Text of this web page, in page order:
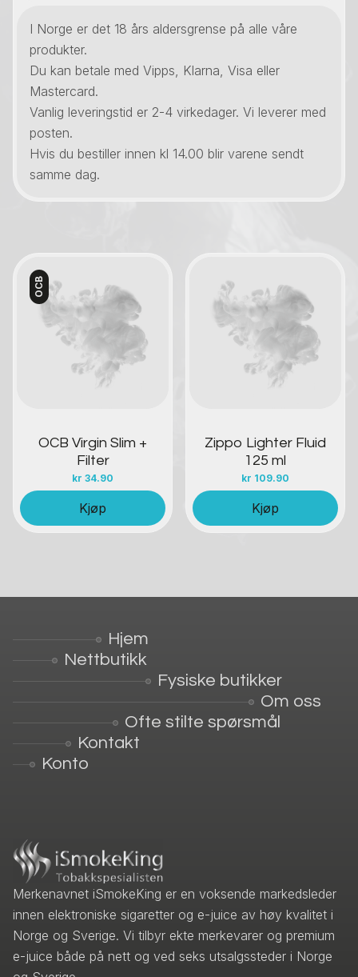
I Norge er det 18 års aldersgrense på alle våre
produkter.
Du kan betale med Vipps, Klarna, Visa eller
Mastercard.
Vanlig leveringstid er 2-4 virkedager. Vi leverer med
posten.
Hvis du bestiller innen kl 14.00 blir varene sendt
samme dag.
OCB
OCB Virgin Slim +
Filter
kr 34.90
Kontakt oss
Kjøp
Zippo Lighter Fluid
125 ml
kr 109.90
Kontakt oss
Kjøp
Hjem
Nettbutikk
Fysiske butikker
Om oss
Ofte stilte spørsmål
Kontakt
Konto
Merkenavnet iSmokeKing er en voksende markedsleder
innen elektroniske sigaretter og e-juice av høy kvalitet i
Norge og Sverige. Vi tilbyr ekte merkevarer og premium
e-juice både på nett og ved seks utsalgssteder i Norge